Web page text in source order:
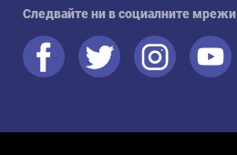
Следвайте ни в социалните мрежи